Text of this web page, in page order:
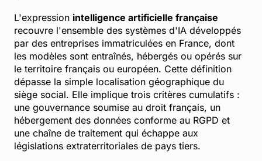
L'expression intelligence artificielle française
recouvre l'ensemble des systèmes d'IA développés
par des entreprises immatriculées en France, dont
les modèles sont entraînés, hébergés ou opérés sur
le territoire français ou européen. Cette définition
dépasse la simple localisation géographique du
siège social. Elle implique trois critères cumulatifs :
une gouvernance soumise au droit français, un
hébergement des données conforme au RGPD et
une chaîne de traitement qui échappe aux
législations extraterritoriales de pays tiers.